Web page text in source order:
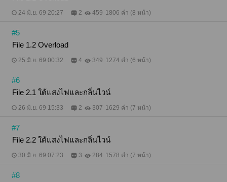
24 มิ.ย. 69 20:27 2 459 1806 คำ (8 หน้า)
#5
File 1.2 Overload
25 มิ.ย. 69 00:32 4 349 1274 คำ (6 หน้า)
#6
File 2.1 ใต้แสงไฟและกลิ่นไวน์
26 มิ.ย. 69 15:33 2 307 1629 คำ (7 หน้า)
#7
File 2.2 ใต้แสงไฟและกลิ่นไวน์
30 มิ.ย. 69 07:23 3 284 1578 คำ (7 หน้า)
#8